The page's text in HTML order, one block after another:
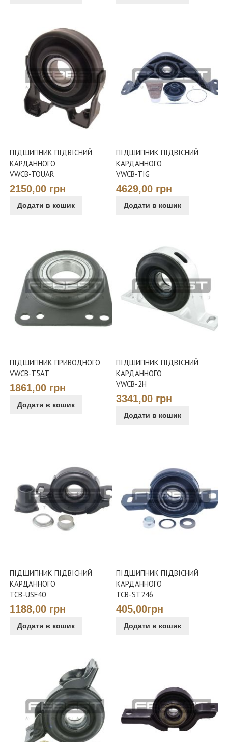
ПІДШИПНИК ПІДВІСНИЙ
КАРДАННОГО
VWCB-TOUAR
2150,00 грн
Додати в кошик
ПІДШИПНИК ПІДВІСНИЙ
КАРДАННОГО
VWCB-TIG
4629,00 грн
Додати в кошик
ПІДШИПНИК ПРИВОДНОГО
VWCB-T5AT
1861,00 грн
Додати в кошик
ПІДШИПНИК ПІДВІСНИЙ
КАРДАННОГО
VWCB-2H
3341,00 грн
Додати в кошик
ПІДШИПНИК ПІДВІСНИЙ
КАРДАННОГО
TCB-USF40
1188,00 грн
Додати в кошик
ПІДШИПНИК ПІДВІСНИЙ
КАРДАННОГО
TCB-ST246
405,00грн
Додати в кошик